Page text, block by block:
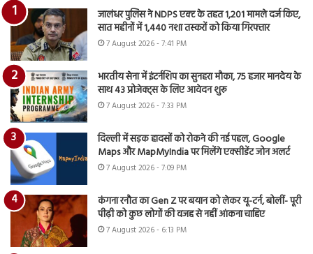
जालंधर पुलिस ने NDPS एक्ट के तहत 1,201 मामले दर्ज किए,
सात महीनों में 1,440 नशा तस्करों को किया गिरफ्तार
7 August 2026 - 7:41 PM
भारतीय सेना में इंटर्नशिप का सुनहरा मौका, 75 हजार मानदेय के
साथ 43 प्रोजेक्ट्स के लिए आवेदन शुरू
7 August 2026 - 7:33 PM
दिल्ली में सड़क हादसों को रोकने की नई पहल, Google
Maps और MapMyIndia पर मिलेंगे एक्सीडेंट जोन अलर्ट
7 August 2026 - 7:09 PM
कंगना रनौत का Gen Z पर बयान को लेकर यू-टर्न, बोलीं- पूरी
पीढ़ी को कुछ लोगों की वजह से नहीं आंकना चाहिए
7 August 2026 - 6:13 PM